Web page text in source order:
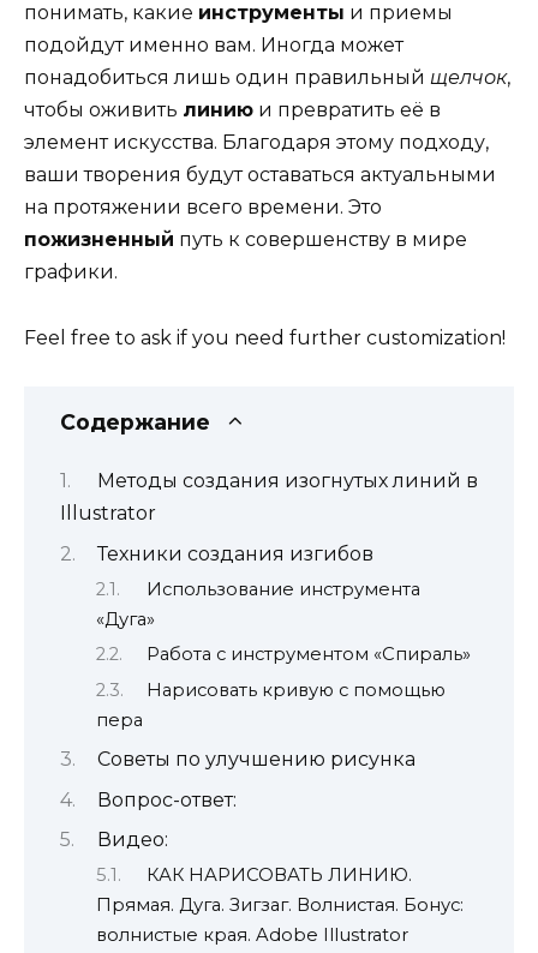
понимать, какие инструменты и приемы
подойдут именно вам. Иногда может
понадобиться лишь один правильный щелчок,
чтобы оживить линию и превратить её в
элемент искусства. Благодаря этому подходу,
ваши творения будут оставаться актуальными
на протяжении всего времени. Это
пожизненный путь к совершенству в мире
графики.
Feel free to ask if you need further customization!
Содержание
Методы создания изогнутых линий в
Illustrator
Техники создания изгибов
Использование инструмента
«Дуга»
Работа с инструментом «Спираль»
Нарисовать кривую с помощью
пера
Советы по улучшению рисунка
Вопрос-ответ:
Видео:
КАК НАРИСОВАТЬ ЛИНИЮ.
Прямая. Дуга. Зигзаг. Волнистая. Бонус:
волнистые края. Adobe Illustrator